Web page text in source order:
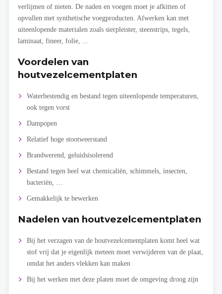
verlijmen of nieten. De naden en voegen moet je afkitten of
opvullen met synthetische voegproducten. Afwerken kan met
uiteenlopende materialen zoals sierpleister, steenstrips, tegels,
laminaat, fineer, folie, ...
Voordelen van
houtvezelcementplaten
Waterbestendig en bestand tegen uiteenlopende temperaturen,
ook tegen vorst
Dampopen
Relatief hoge stootweerstand
Brandwerend, geluidsisolerend
Bestand tegen heel wat chemicaliën, schimmels, insecten,
bacteriën, …
Gemakkelijk te bewerken
Nadelen van houtvezelcementplaten
Bij het verzagen van de houtvezelcementplaten komt heel wat
stof vrij dat je eigenlijk meteen moet verwijderen van de plaat,
omdat het anders vlekken kan maken
Bij het werken met deze platen moet de omgeving droog zijn